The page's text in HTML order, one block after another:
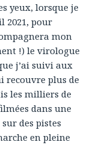
yeux, lorsque je
2021, pour
mon
!) le virologue
j’ai suivi aux
recouvre plus de
les milliers de
dans une
des pistes
en pleine